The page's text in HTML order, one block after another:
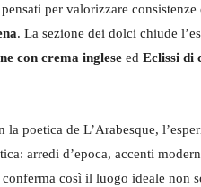
per valorizzare
. La sezione dei dolci chiude
con crema inglese ed Eclissi di
la poetica de L’Arabesque,
arredi d’epoca, accenti
così il luogo ideale non